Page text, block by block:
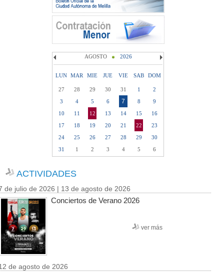
AGOSTO 2026
LUN MAR MIE JUE VIE SAB DOM
27 28 29 30 31 1
2
3
4 5 6 7 8
9
10
11 12 13 14 15
16
17
18 19 20 21 22
23
24
25 26 27 28 29
30
31
1 2 3 4 5 6
ACTIVIDADES
de julio de 2026 | 13 de agosto de 2026
Conciertos de Verano 2026
ver más
de agosto de 2026